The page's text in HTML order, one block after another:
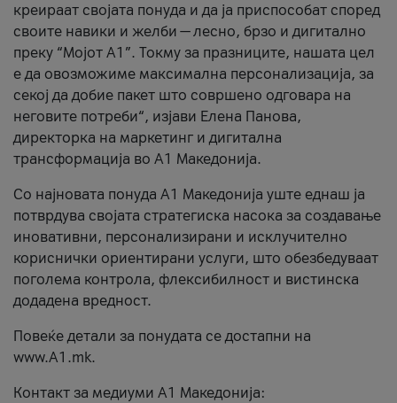
креираат својата понуда и да ја приспособат според
своите навики и желби — лесно, брзо и дигитално
преку “Мојот А1”. Токму за празниците, нашата цел
е да овозможиме максимална персонализација, за
секој да добие пакет што совршено одговара на
неговите потреби“, изјави Елена Панова,
директорка на маркетинг и дигитална
трансформација во А1 Македонија.
Со најновата понуда А1 Македонија уште еднаш ја
потврдува својата стратегиска насока за создавање
иновативни, персонализирани и исклучително
кориснички ориентирани услуги, што обезбедуваат
поголема контрола, флексибилност и вистинска
додадена вредност.
Повеќе детали за понудата се достапни на
www.А1.mk.
Контакт за медиуми А1 Македонија: